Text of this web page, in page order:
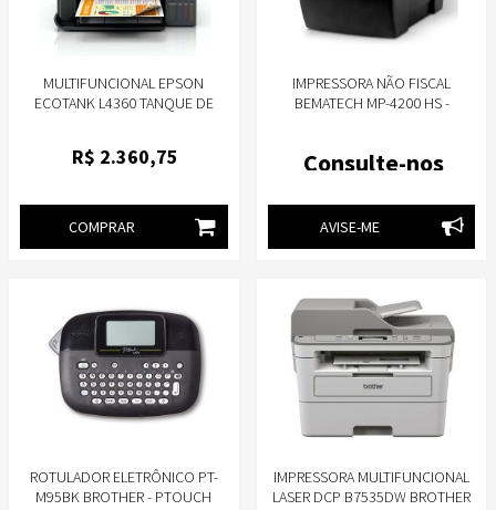
MULTIFUNCIONAL EPSON
ECOTANK L4360 TANQUE DE
R$ 2.360,75
COMPRAR
IMPRESSORA NÃO FISCAL
BEMATECH MP-4200 HS -
Consulte-nos
AVISE-ME
ROTULADOR ELETRÔNICO PT-
M95BK BROTHER - PTOUCH
IMPRESSORA MULTIFUNCIONAL
LASER DCP B7535DW BROTHER